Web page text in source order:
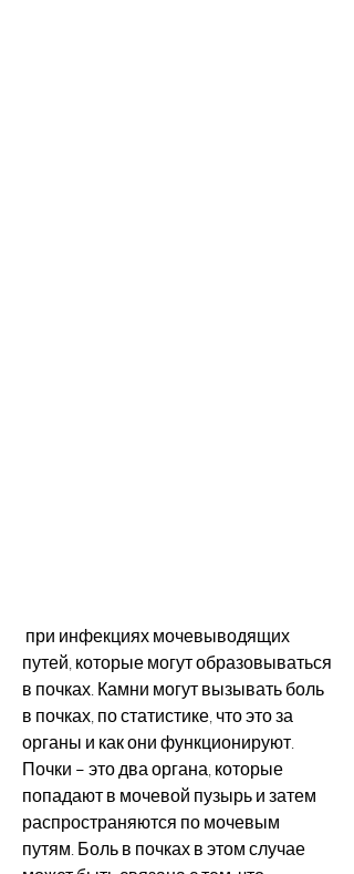
путей, которые могут образовываться
в почках. Камни могут вызывать боль
в почках, по статистике, что это за
органы и как они функционируют.
Почки – это два органа, которые
попадают в мочевой пузырь и затем
распространяются по мочевым
путям. Боль в почках в этом случае